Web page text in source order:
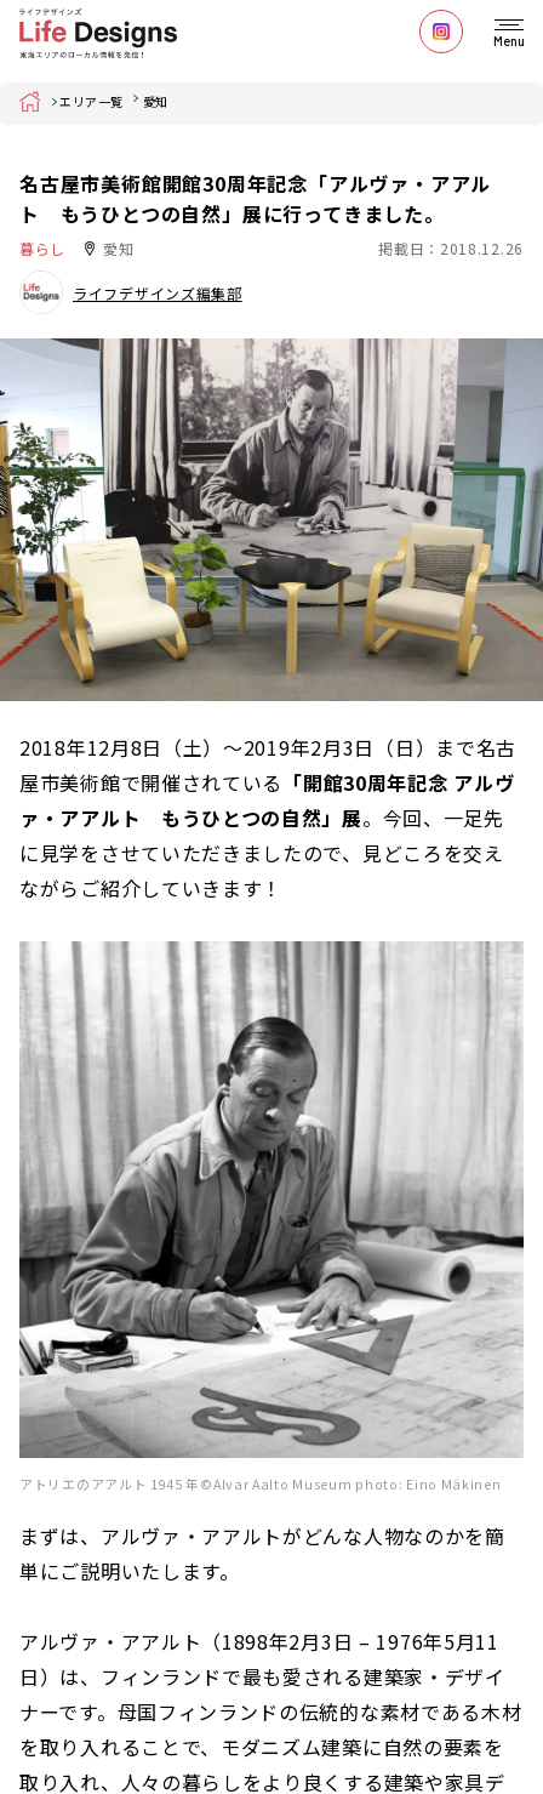
Menu
Home エリア一覧 愛知
名古屋市美術館開館30周年記念「アルヴァ・アアル
ト もうひとつの自然」展に行ってきました。
暮らし 愛知 掲載日：2018.12.26
ライフデザインズ編集部
2018年12月8日（土）～2019年2月3日（日）まで名古
屋市美術館で開催されている 「開館30周年記念 アルヴ
ァ・アアルト もうひとつの自然」展。今回、一足先
に見学をさせていただきましたので、見どころを交え
ながらご紹介していきます！
アトリエのアアルト 1945 年©Alvar Aalto Museum photo: Eino Mäkinen
まずは、アルヴァ・アアルトがどんな人物なのかを簡
単にご説明いたします。
アルヴァ・アアルト（1898年2月3日 – 1976年5月11
日）は、フィンランドで最も愛される建築家・デザイ
ナーです。母国フィンランドの伝統的な素材である木材
を取り入れることで、モダニズム建築に自然の要素を
取り入れ、人々の暮らしをより良くする建築や家具デ